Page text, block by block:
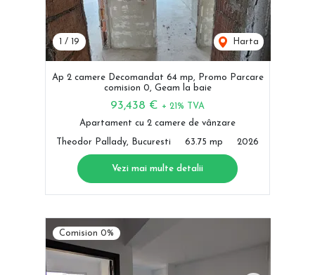
/ 19 Harta
Ap 2 camere Decomandat 64 mp, Promo Parcare
comision 0, Geam la baie
93,438 € + 21% TVA
Apartament cu 2 camere de vânzare
Theodor Pallady, Bucuresti 63.75 mp 2026
Vezi mai multe detalii
Comision 0%